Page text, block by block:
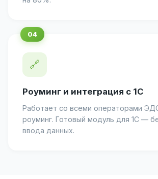
🔗
Роуминг и интеграция с 1С
Работает со всеми операторами
роуминг. Готовый модуль для 1С —
ввода данных.